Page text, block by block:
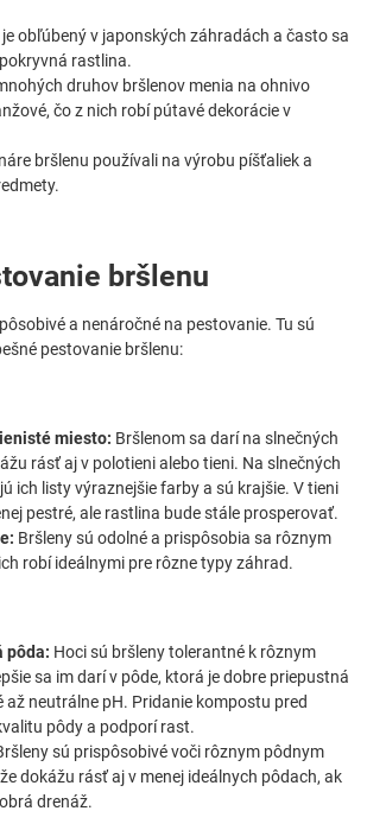
obľúbený v japonských záhradách a často sa
rastlina.
druhov bršlenov menia na ohnivo
čo z nich robí pútavé dekorácie v
bršlenu používali na výrobu píšťaliek a
bršlenu
a nenáročné na pestovanie. Tu sú
pestovanie bršlenu:
miesto: Bršlenom sa darí na slnečných
rásť aj v polotieni alebo tieni. Na slnečných
ich listy výraznejšie farby a sú krajšie. V tieni
pestré, ale rastlina bude stále prosperovať.
Bršleny sú odolné a prispôsobia sa rôznym
robí ideálnymi pre rôzne typy záhrad.
pôda: Hoci sú bršleny tolerantné k rôznym
sa im darí v pôde, ktorá je dobre priepustná
až neutrálne pH. Pridanie kompostu pred
pôdy a podporí rast.
sú prispôsobivé voči rôznym pôdnym
dokážu rásť aj v menej ideálnych pôdach, ak
drenáž.